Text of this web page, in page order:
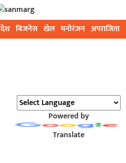
बिजनेस खेल मनोरंजन अपराजिता
Powered by
Translate